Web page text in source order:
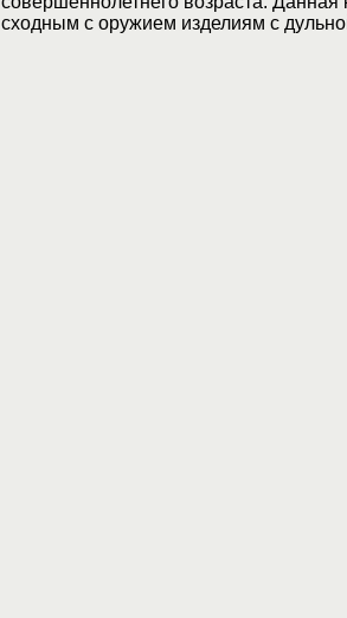
сходным с оружием изделиям с